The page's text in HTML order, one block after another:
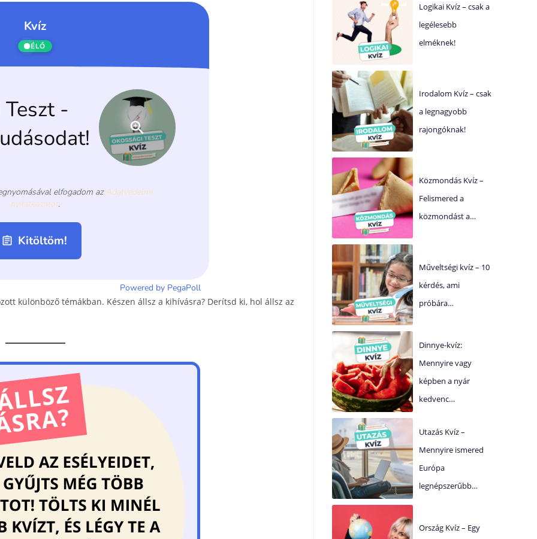
különböző témákban. Készen állsz a kihívásra? Derítsd ki, hol állsz az
Logikai Kvíz – csak a
legélesebb
elméknek!
Irodalom Kvíz – csak
a legnagyobb
rajongóknak!
Közmondás Kvíz –
Felismered a
közmondást a…
Műveltségi kvíz – 10
kérdés, ami
próbára…
Dinnye-kvíz:
Mennyire vagy
képben a nyár
kedvenc…
Utazás Kvíz –
Mennyire ismered
Európa
legnépszerűbb…
Ország Kvíz – Egy